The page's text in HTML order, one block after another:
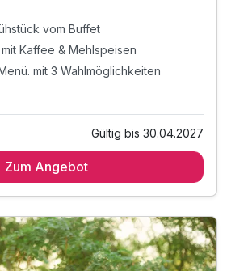
vom Buffet
Kaffee & Mehlspeisen
mit 3 Wahlmöglichkeiten
vom Buffet
feine Wellnesswelt
mit Vitaminkorb
Gültig bis 30.04.2027
Zum Angebot